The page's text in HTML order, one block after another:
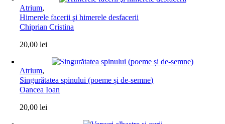
Atrium,
Himerele facerii şi himerele desfacerii
Chiprian Cristina
20,00lei
Atrium,
Singurătatea spinului (poeme și de-semne)
Oancea Ioan
20,00lei